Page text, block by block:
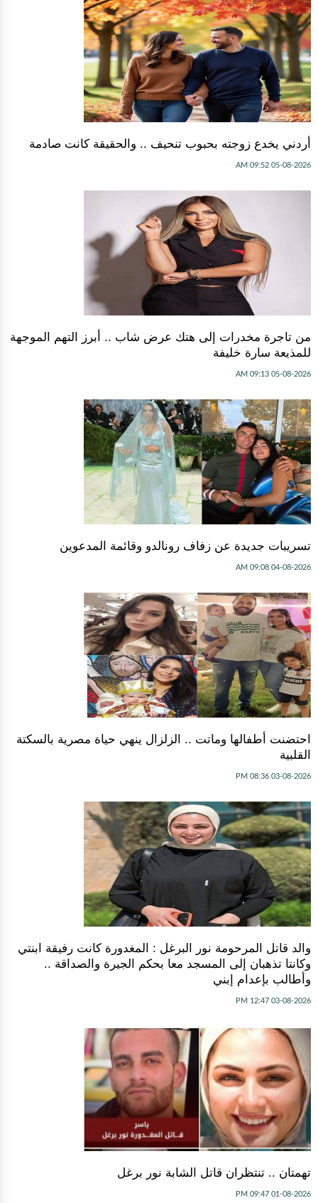
أردني يخدع زوجته بحبوب تنحيف .. والحقيقة كانت صادمة
05-08-2026 09:52 AM
من تاجرة مخدرات إلى هتك عرض شاب .. أبرز التهم الموجهة
للمذيعة سارة خليفة
05-08-2026 09:13 AM
تسريبات جديدة عن زفاف رونالدو وقائمة المدعوين
04-08-2026 09:08 AM
احتضنت أطفالها وماتت .. الزلزال ينهي حياة مصرية بالسكتة
القلبية
03-08-2026 08:36 PM
والد قاتل المرحومة نور البرغل : المغدورة كانت رفيقة ابنتي
وكانتا تذهبان إلى المسجد معا بحكم الجيرة والصداقة ..
وأطالب بإعدام إبني
03-08-2026 12:47 PM
تهمتان .. تنتظران قاتل الشابة نور برغل
01-08-2026 09:47 PM